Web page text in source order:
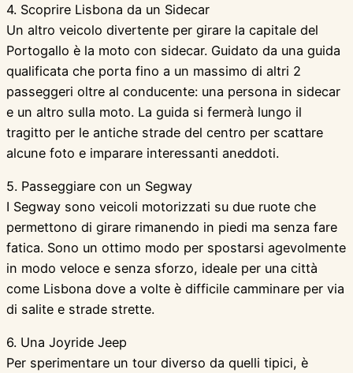
4. Scoprire Lisbona da un Sidecar
Un altro veicolo divertente per girare la capitale del
Portogallo è la moto con sidecar. Guidato da una guida
qualificata che porta fino a un massimo di altri 2
passeggeri oltre al conducente: una persona in sidecar
e un altro sulla moto. La guida si fermerà lungo il
tragitto per le antiche strade del centro per scattare
alcune foto e imparare interessanti aneddoti.
5. Passeggiare con un Segway
I Segway sono veicoli motorizzati su due ruote che
permettono di girare rimanendo in piedi ma senza fare
fatica. Sono un ottimo modo per spostarsi agevolmente
in modo veloce e senza sforzo, ideale per una città
come Lisbona dove a volte è difficile camminare per via
di salite e strade strette.
6. Una Joyride Jeep
Per sperimentare un tour diverso da quelli tipici, è